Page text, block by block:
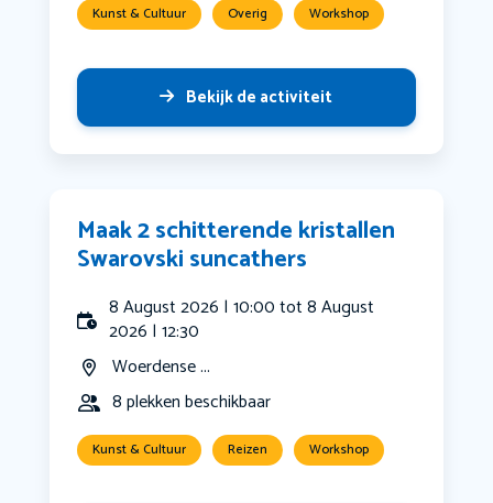
Kunst & Cultuur Overig Workshop
Bekijk de activiteit
Maak 2 schitterende kristallen
Swarovski suncathers
8 August 2026 | 10:00 tot 8 August
2026 | 12:30
Woerdense ...
8 plekken beschikbaar
Kunst & Cultuur Reizen Workshop